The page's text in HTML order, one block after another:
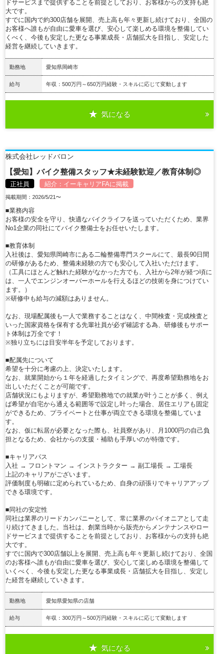
ドサービスまで提供することを前提としており、お客様からの支持も絶
大です。
すでに国内で約300店舗を展開、売上高も年々更新し続けており、全国の
お客様へ誰もが自由に愛車を選び、安心して楽しめる環境を整備してい
くべく、今後も安定した更なる事業成長・店舗拡大を目指し、安定した
経営を継続していきます。
勤務地 愛知県岡崎市
給与 年収：500万円～650万円経験・スキルに応じて変動します
気になる
株式会社レッドバロン
【愛知】バイク整備スタッフ★未経験歓迎／教育体制◎
正社員 紹介： イーキャリアFAに掲載
掲載期間：2026/5/21〜
■業務内容
お客様の安全を守り、快適なバイクライフを送っていただくため、業界
No1企業の同社にてバイク整備士をお任せいたします。
■教育体制
入社後は、愛知県岡崎市にある二輪整備専門スクールにて、最長90日間
の研修があるため、整備未経験の方でも安心して入社いただけます。
（工具にほとんど触れた経験がなかった方でも、入社から2年が経つ頃に
は、一人でエンジンオーバーホールを行えるほどの技術を身につけてい
ます。）
※研修中も給与の減額はありません。
なお、現場配属後も一人で業務することはなく、中間検査・完成検査と
いった国家資格を保有する先輩社員が必ず確認する為、研修後もサポー
ト体制は万全です！
※独り立ちには目安半年を予定しております。
■配属先について
希望を十分に考慮の上、決定いたします。
なお、就業開始から１年を経過したタイミングで、再度希望勤務地をお
出しいただくことが可能です。
店舗状況にもよりますが、希望勤務地での就業が叶うことが多く、例え
ば希望が自宅から通える範囲等で設定し叶った場合、居住エリアも固定
ができるため、プライベートと仕事が両立できる環境を整備していま
す。
なお、仮に転居が必要となった際も、社員寮があり、月1000円の自己負
担となるため、会社からの支援・補助も手厚いのが特徴です。
■キャリアパス
入社 → フロントマン → インストラクター → 副工場長 → 工場長
上記のキャリアがございます。
評価制度も明確に定められているため、自身の頑張りでキャリアアップ
できる環境です。
■同社の安定性
同社は業界のリードカンパニーとして、常に業界のパイオニアとして走
り続けてきました。当社は、創業当時から販売からメンテナンスやロー
ドサービスまで提供することを前提としており、お客様からの支持も絶
大です。
すでに国内で300店舗以上を展開、売上高も年々更新し続けており、全国
のお客様へ誰もが自由に愛車を選び、安心して楽しめる環境を整備して
いくべく、今後も安定した更なる事業成長・店舗拡大を目指し、安定し
た経営を継続していきます。
勤務地 愛知県愛知県の店舗
給与 年収：300万円～500万円経験・スキルに応じて変動します
気になる